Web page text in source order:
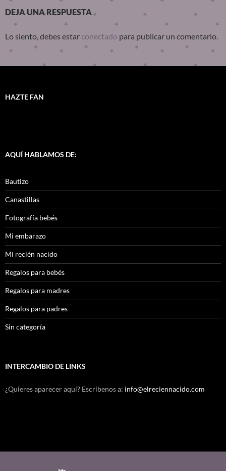
DEJA UNA RESPUESTA
Lo siento, debes estar conectado para publicar un comentario.
HAZTE FAN
AQUÍ HABLAMOS DE:
Bautizo
Canastillas
Fotografía bebés
Mi embarazo
Mi recién nacido
Regalos para bebés
Regalos para madres
Regalos para padres
Sin categoría
INTERCAMBIO DE LINKS
¿Quieres aparecer aquí? Escríbenos a: info@elreciennacido.com